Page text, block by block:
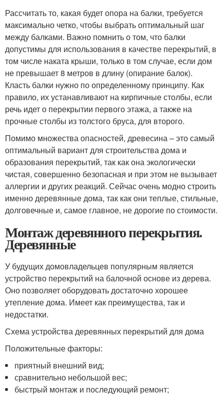
Рассчитать то, какая будет опора на балки, требуется
максимально четко, чтобы выбрать оптимальный шаг
между балками. Важно помнить о том, что балки
допустимы для использования в качестве перекрытий, в
том числе наката крыши, только в том случае, если дом
не превышает 8 метров в длину (опирание балок).
Класть балки нужно по определенному принципу. Как
правило, их устанавливают на кирпичные столбы, если
речь идет о перекрытии первого этажа, а также на
прочные столбы из толстого бруса, для второго.
Помимо множества опасностей, древесина – это самый
оптимальный вариант для строительства дома и
образования перекрытий, так как она экологически
чистая, совершенно безопасная и при этом не вызывает
аллергии и других реакций. Сейчас очень модно строить
именно деревянные дома, так как они теплые, стильные,
долговечные и, самое главное, не дорогие по стоимости.
Монтаж деревянного перекрытия.
Деревянные
У будущих домовладельцев популярным является
устройство перекрытий на балочной основе из дерева.
Оно позволяет оборудовать достаточно хорошее
утепление дома. Имеет как преимущества, так и
недостатки.
Схема устройства деревянных перекрытий для дома
Положительные факторы:
приятный внешний вид;
сравнительно небольшой вес;
быстрый монтаж и последующий ремонт;